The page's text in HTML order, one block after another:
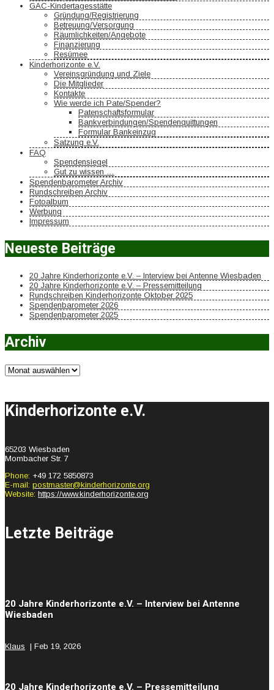
GAC-Kindertagesstätte
Gründung/Registrierung
Betreuung/Versorgung
Räumlichkeiten/Angebote
Finanzierung
Resümee
Kinderhorizonte e.V.
Vereinsgründung und Ziele
Die Mitglieder
Kontakte
Wie werde ich Pate/Spender?
Patenschaftsformular
Bankverbindungen/Spendenquittungen
Formular Bankeinzug
Satzung e.V.
FAQ
Spendensiegel
Gut zu wissen …
Spendenbarometer Archiv
Rundschreiben Archiv
Fotoalbum
Werbung
Impressum
Neueste Beiträge
20 Jahre Kinderhorizonte e.V. – Interview bei Antenne Wiesbaden
20 Jahre Kinderhorizonte e.V. – Pressemitteilung
Rundschreiben Kinderhorizonte Oktober 2025
Spendenbarometer 2026
Spendenbarometer 2025
Archiv
Archiv
Kinderhorizonte e.V.
65203 Wiesbaden
Mombacher Str. 7
Phone: +49 172 5850873
E-mail: postmaster@kinderhorizonte.org
Website: https://www.kinderhorizonte.org
Letzte Beiträge
20 Jahre Kinderhorizonte e.V. – Interview bei Antenne
Wiesbaden
Klaus | Feb 19, 2026
20 Jahre Kinderhorizonte e.V. – Pressemitteilung